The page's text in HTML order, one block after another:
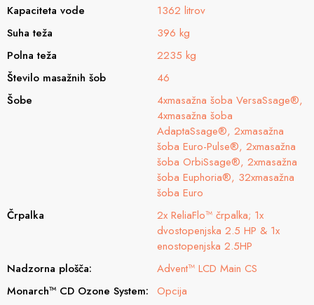
Kapaciteta vode
1362 litrov
Suha teža
396 kg
Polna teža
2235 kg
Število masažnih šob
46
Šobe
4xmasažna šoba VersaSsage®,
4xmasažna šoba
AdaptaSsage®, 2xmasažna
šoba Euro-Pulse®, 2xmasažna
šoba OrbiSsage®, 2xmasažna
šoba Euphoria®, 32xmasažna
šoba Euro
Črpalka
2x ReliaFlo™ črpalka; 1x
dvostopenjska 2.5 HP & 1x
enostopenjska 2.5HP
Nadzorna plošča:
Advent™ LCD Main CS
Monarch™ CD Ozone System: Opcija